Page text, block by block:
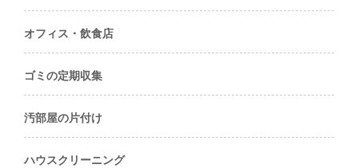
オフィス・飲食店
ゴミの定期収集
汚部屋の片付け
ハウスクリーニング